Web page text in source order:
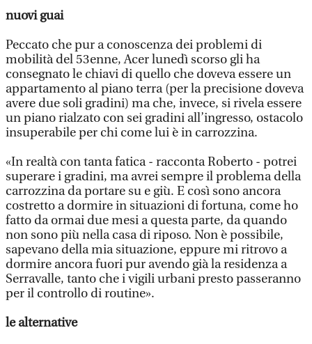
nuovi guai
Peccato che pur a conoscenza dei problemi di
mobilità del 53enne, Acer lunedì scorso gli ha
consegnato le chiavi di quello che doveva essere un
appartamento al piano terra (per la precisione doveva
avere due soli gradini) ma che, invece, si rivela essere
un piano rialzato con sei gradini all’ingresso, ostacolo
insuperabile per chi come lui è in carrozzina.
«In realtà con tanta fatica - racconta Roberto - potrei
superare i gradini, ma avrei sempre il problema della
carrozzina da portare su e giù. E così sono ancora
costretto a dormire in situazioni di fortuna, come ho
fatto da ormai due mesi a questa parte, da quando
non sono più nella casa di riposo. Non è possibile,
sapevano della mia situazione, eppure mi ritrovo a
dormire ancora fuori pur avendo già la residenza a
Serravalle, tanto che i vigili urbani presto passeranno
per il controllo di routine».
le alternative